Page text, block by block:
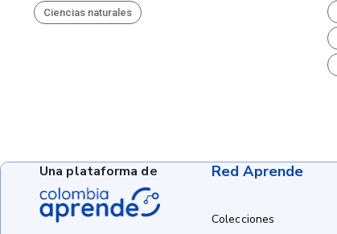
Ciencias naturales
Red Aprende
Colecciones
Una plataforma de